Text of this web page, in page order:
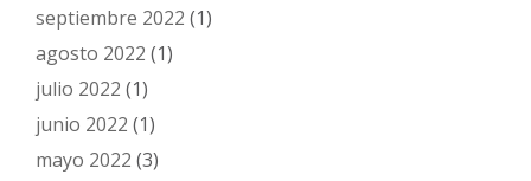
septiembre 2022 (1)
agosto 2022 (1)
julio 2022 (1)
junio 2022 (1)
mayo 2022 (3)